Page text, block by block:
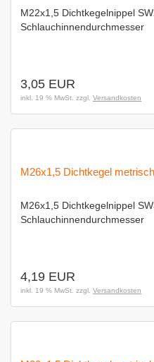
M22x1,5 Dichtkegelnippel
Schlauchinnendurchmesser
3,05 EUR
inkl. 19 % MwSt. zzgl. Versandkosten
M26x1,5 Dichtkegel
M26x1,5 Dichtkegelnippel
Schlauchinnendurchmesser
4,19 EUR
inkl. 19 % MwSt. zzgl. Versandkosten